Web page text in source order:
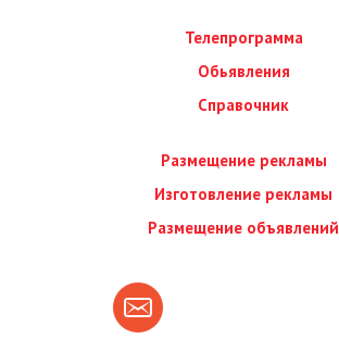
Телепрограмма
Обьявления
Справочник
Размещение рекламы
Изготовление рекламы
Размещение объявлений